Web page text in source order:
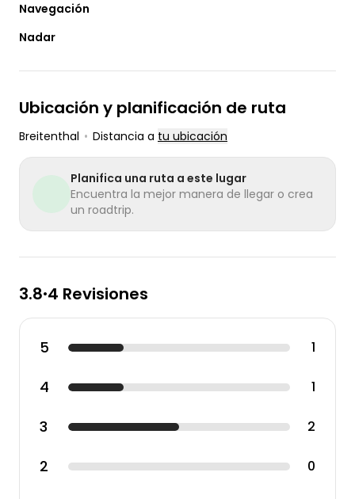
Navegación
Nadar
Ubicación y planificación de ruta
Breitenthal • Distancia a tu ubicación
Planifica una ruta a este lugar
Encuentra la mejor manera de llegar o crea
un roadtrip.
3.8•4 Revisiones
5 1
4 1
3 2
2 0